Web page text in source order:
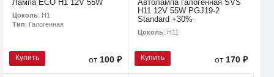
Лампа ECO H1 12V 55W
Цоколь: H1
Тип: Галогенная
Купить от 100 ₽
Автолампа галогенная SVS
H11 12V 55W PGJ19-2
Standard +30%
Цоколь: H11
Купить от 170 ₽